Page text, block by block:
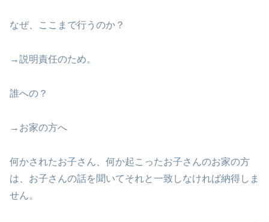
なぜ、ここまで行うのか？
→説明責任のため。
誰への？
→お家の方へ
何かされたお子さん、何か起こったお子さんのお家の方
は、お子さんの話を聞いてそれと一致しなければ納得しま
せん。